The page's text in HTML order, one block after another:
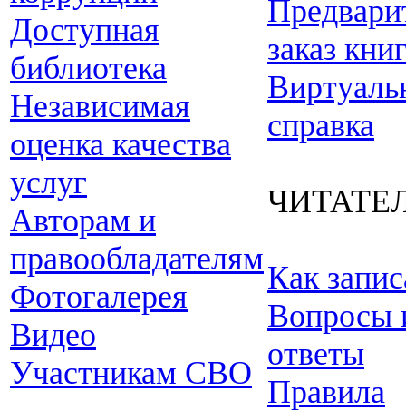
Доступная
библиотека
Независимая
оценка качества
услуг
Авторам и
правообладателям
Фотогалерея
Видео
Участникам СВО
заказ
справка
Как
Вопросы
ответы
Правила